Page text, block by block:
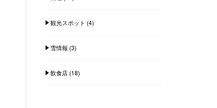
観光スポット (4)
雪情報 (3)
飲食店(18)